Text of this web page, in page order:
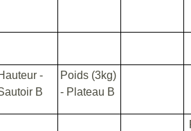
-
B
Poids (3kg)
- Plateau B